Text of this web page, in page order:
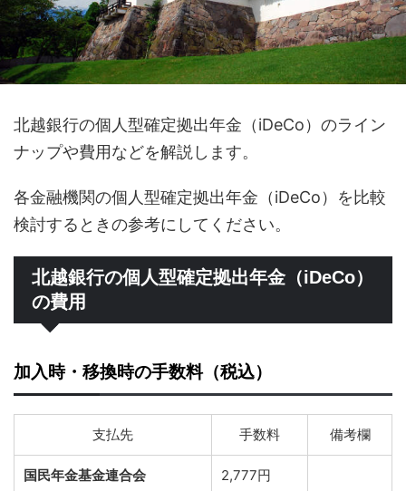
北越銀行の個人型確定拠出年金（iDeCo）のライン
ナップや費用などを解説します。
各金融機関の個人型確定拠出年金（iDeCo）を比較
検討するときの参考にしてください。
北越銀行の個人型確定拠出年金（iDeCo）
の費用
加入時・移換時の手数料（税込）
支払先 手数料 備考欄
国民年金基金連合会 2,777円